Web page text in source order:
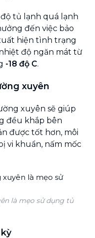
tủ lạnh quá lạnh
đến việc bảo
hiện tình trạng
độ ngăn mát từ
-18 độ C.
xuyên
xuyên sẽ giúp
đều khắp bên
được tốt hơn, môi
vi khuẩn, nấm mốc
là mẹo sử dụng tủ